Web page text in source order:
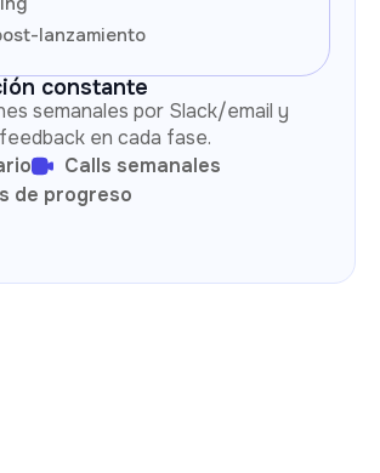
lanzamiento
constante
semanales por Slack/email y
en cada fase.
Calls semanales
de progreso